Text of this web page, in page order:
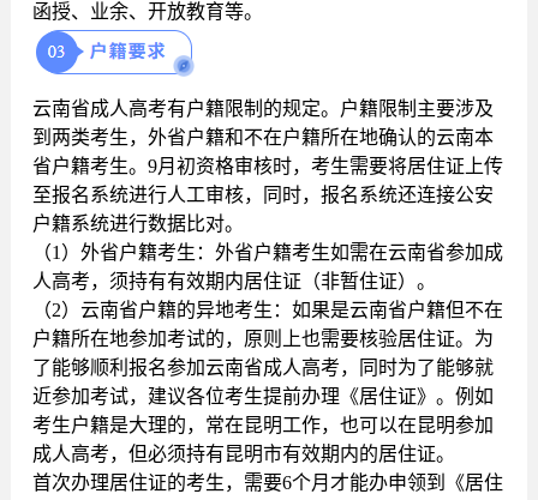
函授、业余、开放教育等。
云南省成人高考有户籍限制的规定。户籍限制主要涉及
到两类考生，外省户籍和不在户籍所在地确认的云南本
省户籍考生。9月初资格审核时，考生需要将居住证上传
至报名系统进行人工审核，同时，报名系统还连接公安
户籍系统进行数据比对。
（1）外省户籍考生：外省户籍考生如需在云南省参加成
人高考，须持有有效期内居住证（非暂住证）。
（2）云南省户籍的异地考生：如果是云南省户籍但不在
户籍所在地参加考试的，原则上也需要核验居住证。为
了能够顺利报名参加云南省成人高考，同时为了能够就
近参加考试，建议各位考生提前办理《居住证》。例如
考生户籍是大理的，常在昆明工作，也可以在昆明参加
成人高考，但必须持有昆明市有效期内的居住证。
首次办理居住证的考生，需要6个月才能办申领到《居住